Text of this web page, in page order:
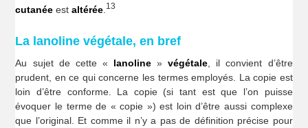
cutanéeestaltérée 13
La lanoline végétale, en bref
Au sujet de cette « lanoline »végétale , il convient d’être
prudent, en ce qui concerne les termes employés. La copie est
loin d’être conforme. La copie (si tant est que l’on puisse
évoquer le terme de « copie ») est loin d’être aussi complexe
que l’original. Et comme il n’y a pas de définition précise pour